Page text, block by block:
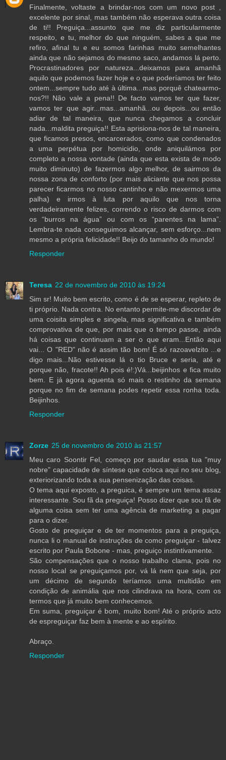
Finalmente, voltaste a brindar-nos com um novo post ,
excelente por sinal, mas também não esperava outra coisa
de ti!! Preguiça...assunto que me diz particularmente
respeito, e tu, melhor do que ninguém, sabes a que me
refiro, afinal tu e eu somos farinhas muito semelhantes
ainda que não sejamos do mesmo saco, andamos lá perto.
Procrastinadores por natureza...deixamos para amanhã
aquilo que podemos fazer hoje e o que poderíamos ter feito
ontem...sempre tudo até à última...mas porquê chatearmo-
nos?!! Não vale a pena!! De facto vamos ter que fazer,
vamos ter que agir...mas...amanhã...ou depois...ou então
adiar de tal maneira, que nunca chegamos a concluir
nada...maldita preguiça!! Esta aprisiona-nos de tal maneira,
que ficamos presos, encarcerados, como que condenados
a uma perpétua por homicidio, onde aniquilámos por
completo a nossa vontade (ainda que esta exista de modo
muito diminuto) de fazermos algo melhor, de sairmos da
nossa zona de conforto (por mais aliciante que nos possa
parecer ficarmos no nosso cantinho e não mexermos uma
palha) e irmos à luta por aquilo que nos torna
verdadeiramente felizes, correndo o risco de darmos com
os “burros na água” ou com os “parentes na lama”.
Lembra-te nada conseguimos alcançar, sem esforço...nem
mesmo a própria felicidade!! Beijo do tamanho do mundo!
Responder
Teresa 22 de novembro de 2010 às 19:24
Sim sr! Muito bem escrito, como é de se esperar, repleto de
ti próprio. Nada contra. No entanto permite-me discordar de
uma coisita simples e singela, mas significativa e também
comprovativa de que, por mais que o tempo passe, ainda
há coisas que continuam a ser o que eram...Então aqui
vai... O "RED" não é assim tão bom! É só razoavelzito ...e
digo mais...Não estivesse lá o tio Bruce e seria, até e
porque não, fracote!! Ah pois é!:)Vá...beijinhos e fica muito
bem. E já agora aguenta só mais o restinho da semana
porque no fim de semana podes repetir essa ronha toda.
Beijinhos.
Responder
Zorze 25 de novembro de 2010 às 21:57
Meu caro Soontir Fel, começo por saudar essa tua "muy
nobre" capacidade de síntese que coloca aqui no seu blog,
exteriorizando toda a sua pensenização das coisas.
O tema aqui exposto, a preguica, é sempre um tema assaz
interessante. Sou fã da preguiça! Posso dizer que sou fã de
alguma coisa sem ter uma agência de marketing a pagar
para o dizer.
Gosto de preguiçar e de ter momentos para a preguiça,
nunca li o manual de instruções de como preguiçar - talvez
escrito por Paula Bobone - mas, preguiço instintivamente.
São compensações que o nosso trabalho clama, pois no
nosso local se preguiçamos por, vá lá nem que seja, por
um décimo de segundo teríamos uma multidão em
condição de animália que nos cilindrava na hora, com os
termos que já muito bem conhecemos.
Em suma, preguiçar é bom, muito bom! Até o próprio acto
de espreguiçar faz bem à mente e ao espírito.
Abraço.
Responder